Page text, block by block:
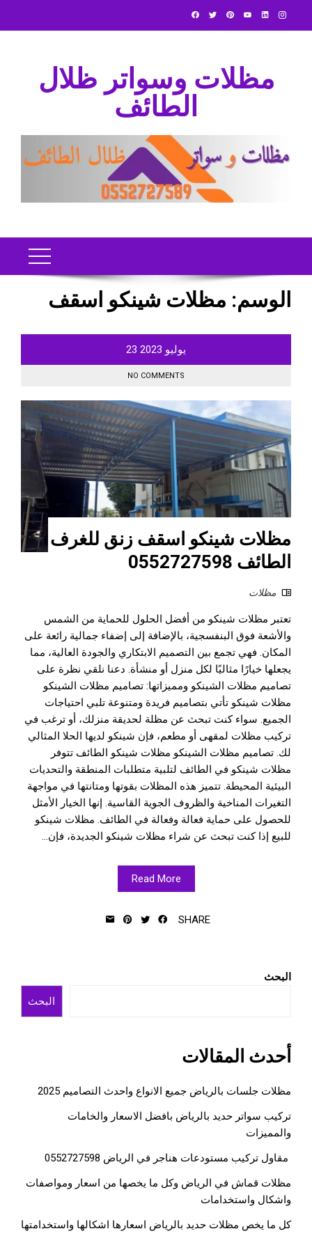
مظلات وسواتر ظلال
الطائف
الوسم: مظلات شينكو اسقف
يوليو 23 2023
NO COMMENTS
مظلات شينكو اسقف زنق للغرف
الطائف 0552727598
مظلات
تعتبر مظلات شينكو من أفضل الحلول للحماية من الشمس
والأشعة فوق البنفسجية، بالإضافة إلى إضفاء جمالية رائعة على
المكان. فهي تجمع بين التصميم الابتكاري والجودة العالية، مما
يجعلها خيارًا مثاليًا لكل منزل أو منشأة. دعنا نلقي نظرة على
تصاميم مظلات الشينكو ومميزاتها: تصاميم مظلات الشينكو
مظلات شينكو تأتي بتصاميم فريدة ومتنوعة تلبي احتياجات
الجميع. سواء كنت تبحث عن مظلة لحديقة منزلك، أو ترغب في
تركيب مظلات لمقهى أو مطعم، فإن شينكو لديها الحلا المثالي
لك. تصاميم مظلات الشينكو مظلات شينكو الطائف تتوفر
مظلات شينكو في الطائف لتلبية متطلبات المنطقة والتحديات
البيئية المحيطة. تتميز هذه المظلات بقوتها ومتانتها في مواجهة
التغيرات المناخية والظروف الجوية القاسية. إنها الخيار الأمثل
للحصول على حماية فعالة وفعالة في الطائف. مظلات شينكو
للبيع إذا كنت تبحث عن شراء مظلات شينكو الجديدة، فإن...
Read More
SHARE
البحث
البحث
أحدث المقالات
مظلات جلسات بالرياض جميع الانواع واحدث التصاميم 2025
تركيب سواتر حديد بالرياض بافضل الاسعار والخامات
والمميزات
مقاول تركيب مستودعات هناجر في الرياض 0552727598
مظلات قماش في الرياض وكل ما يخصها من اسعار ومواصفات
واشكال واستخدامات
كل ما يخص مظلات حديد بالرياض اسعارها اشكالها واستخدامتها